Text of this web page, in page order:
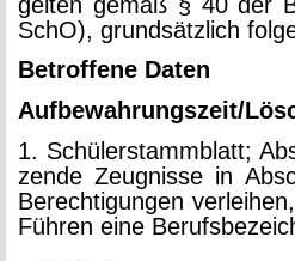
gel­ten gemäß § 40 der
SchO), grund­sätz­lich
Be­trof­fe­ne Daten
Auf­be­wah­rungs­zeit/
1. Schü­ler­stamm­blatt;
zen­de Zeug­nis­se in
Be­rech­ti­gun­gen
Füh­ren eine